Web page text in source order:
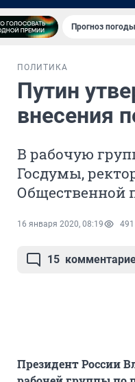
Прогноз
ПОЛИТИКА
Путин
внесения
В рабочую
Госдумы,
Общественной
16 января 2020, 08:19 491
15
Президент России